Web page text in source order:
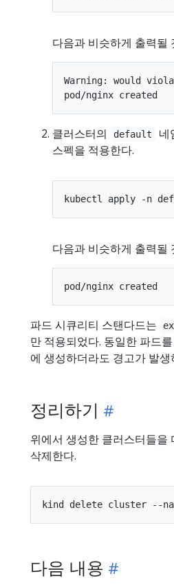
다음과 비슷하게 출력될
Warning: would
클러스터의 default
네
스펙을 적용한다.
다음과 비슷하게 출력될
파드 시큐리티 스탠다드는
만 적용되었다. 동일한 파드를
에 생성하더라도 경고가 발생
정리하기
위에서 생성한 클러스터들을
삭제한다.
다음 내용